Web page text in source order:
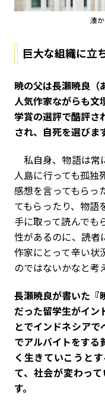
湊
巨大な組織に立
――暁の父は長瀬暁良
人気作家ながらも文
学賞の選評で酷評さ
され、自死を選びま
私自身、物語は常
人島に行っても孤独
感想を言ってもらっ
てもらったり、物語
手に取って読んでも
性があるのに、読者
作家にとって辛い状
のではないかなと考
――長瀬暁良が書いた
だった留学生がイン
とでインドネシアで
でアルバイトをする
く生きていこうと
て、社会が変わっ
す。